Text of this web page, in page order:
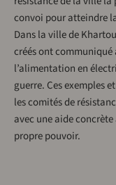
convoi pour atteindre
Dans la ville de
créés ont
l’alimentation en
guerre. Ces exemples
les comités de
avec une aide
propre pouvoir.